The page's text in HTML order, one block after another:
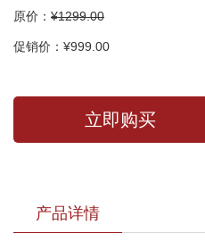
原价： ¥1299.00
促销价：¥999.00
立即购买
产品详情